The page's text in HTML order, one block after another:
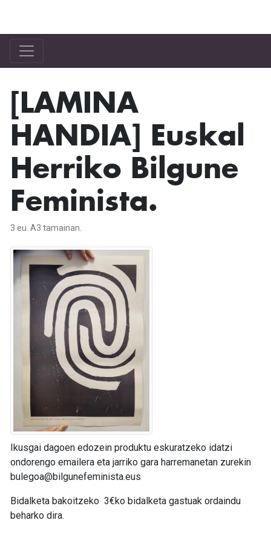
[LAMINA
HANDIA] Euskal
Herriko Bilgune
Feminista.
3 eu. A3 tamainan.
Ikusgai dagoen edozein produktu eskuratzeko idatzi
ondorengo emailera eta jarriko gara harremanetan zurekin
bulegoa@bilgunefeminista.eus
Bidalketa bakoitzeko 3€ko bidalketa gastuak ordaindu
beharko dira.